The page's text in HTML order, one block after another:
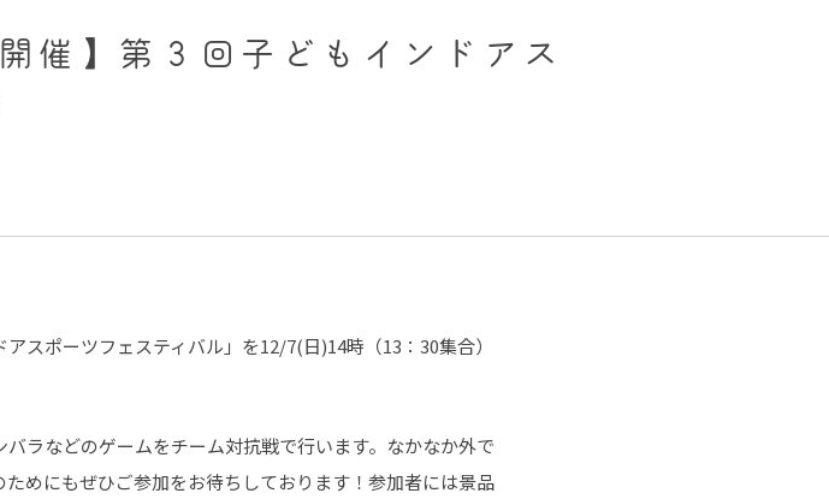
】第３回子どもインドアス
スポーツフェスティバル」を12/7(日)14時（13：30集合）
ラなどのゲームをチーム対抗戦で行います。なかなか外で
めにもぜひご参加をお待ちしております！参加者には景品